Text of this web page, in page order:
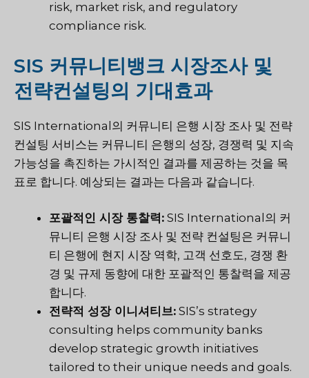
risk, market risk, and regulatory
compliance risk.
SIS 커뮤니티뱅크 시장조사 및
전략컨설팅의 기대효과
SIS International의 커뮤니티 은행 시장 조사 및 전략
컨설팅 서비스는 커뮤니티 은행의 성장, 경쟁력 및 지속
가능성을 촉진하는 가시적인 결과를 제공하는 것을 목
표로 합니다. 예상되는 결과는 다음과 같습니다.
포괄적인 시장 통찰력: SIS International의 커
뮤니티 은행 시장 조사 및 전략 컨설팅은 커뮤니
티 은행에 현지 시장 역학, 고객 선호도, 경쟁 환
경 및 규제 동향에 대한 포괄적인 통찰력을 제공
합니다.
전략적 성장 이니셔티브: SIS’s strategy
consulting helps community banks
develop strategic growth initiatives
tailored to their unique needs and goals.